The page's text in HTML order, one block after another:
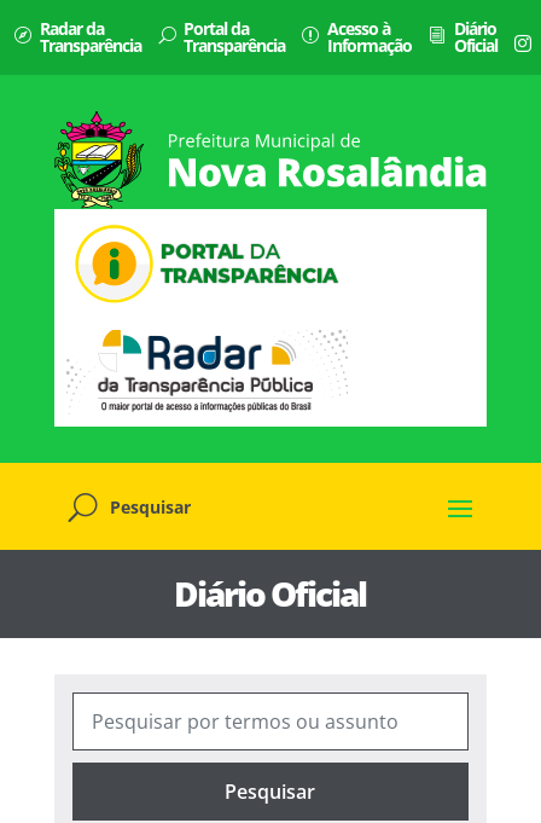
Radar da
Transparência
Portal da
Transparência
Acesso à
Informação
Diário
Oficial
Diário Oficial
Pesquisar